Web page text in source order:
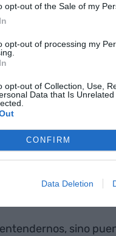
opt-out of the Sale of my
opt-out of processing my
opt-out of Collection, Use,
Data that Is
CONFIRM
Data Deletion
bien diferentes,
espacios
de conversación
para
una de
sino